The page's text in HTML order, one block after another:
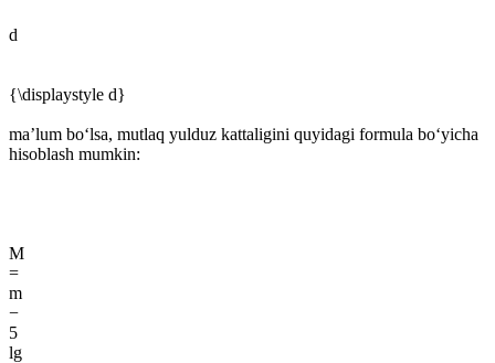
d
{\displaystyle d}
maʼlum boʻlsa, mutlaq yulduz kattaligini quyidagi formula boʻyicha
hisoblash mumkin:
M
=
m
−
5
lg